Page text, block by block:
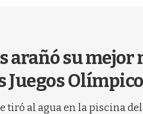
arañó su mejor
tiró al agua en la piscina